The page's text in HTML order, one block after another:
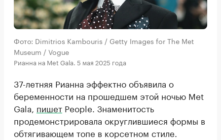
Фото: Dimitrios Kambouris / Getty Images for The Met
Museum / Vogue
Рианна на Met Gala. 5 мая 2025 года
37-летняя Рианна эффектно объявила о
беременности на прошедшем этой ночью Met
Gala, пишет People. Знаменитость
продемонстрировала округлившиеся формы в
обтягивающем топе в корсетном стиле.